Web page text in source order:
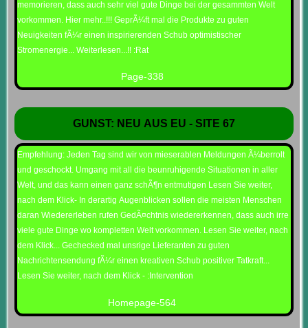
memorieren, dass auch sehr viel gute Dinge bei der gesammten Welt
vorkommen. Hier mehr..!!! GeprÃ¼ft mal die Produkte zu guten
Neuigkeiten fÃ¼r einen inspirierenden Schub optimistischer
Stromenergie... Weiterlesen...!! :Rat
Page-338
GUNST: NEU AUS EU - SITE 67
Empfehlung: Jeden Tag sind wir von mieserablen Meldungen Ã¼berrolt
und geschockt. Umgang mit all die beunruhigende Situationen in aller
Welt, und das kann einen ganz schÃ¶n entmutigen Lesen Sie weiter,
nach dem Klick- In derartig Augenblicken sollen die meisten Menschen
daran Wiedererleben rufen GedÃ¤chtnis wiedererkennen, dass auch irre
viele gute Dinge wo kompletten Welt vorkommen. Lesen Sie weiter, nach
dem Klick... Gechecked mal unsrige Lieferanten zu guten
Nachrichtensendung fÃ¼r einen kreativen Schub positiver Tatkraft...
Lesen Sie weiter, nach dem Klick - :Intervention
Homepage-564